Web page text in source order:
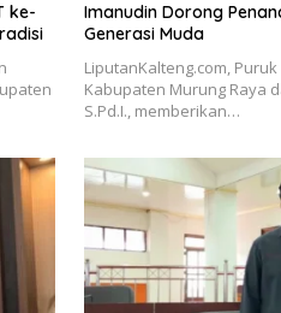
ke-
Imanudin Dorong
Generasi Muda
LiputanKalteng.com, Puruk
Kabupaten Murung Raya
S.Pd.I., memberikan…